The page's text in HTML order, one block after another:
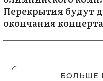
Перекрытия будут
окончания
БОЛЬШЕ